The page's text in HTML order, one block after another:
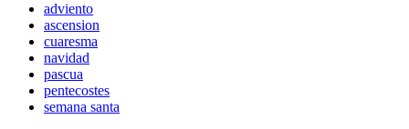
adviento
ascension
cuaresma
navidad
pascua
pentecostes
semana santa